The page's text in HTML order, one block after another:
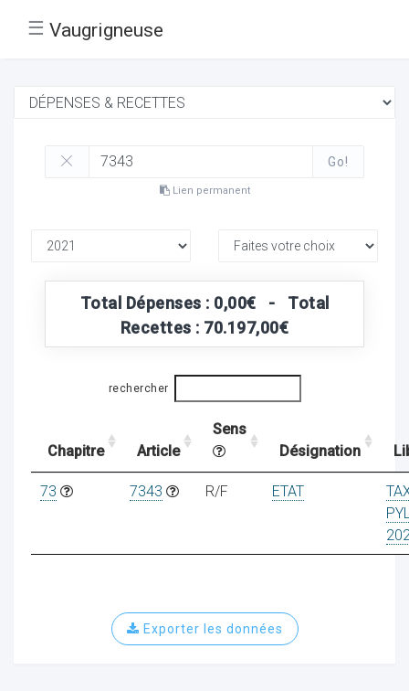
☰ Vaugrigneuse
Go!
Lien permanent
Total Dépenses : 0,00€ - Total
Recettes : 70.197,00€
rechercher
Chapitre Article
Sens
Désignation
73 7343 R/F ETAT
Exporter les données